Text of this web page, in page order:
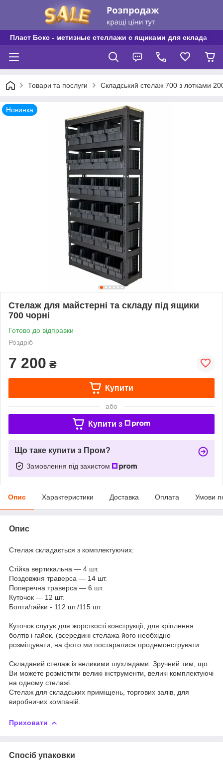
Пласт Бокс - метизные стеллажи с ящиками для склада
Товари та послуги Складський стелаж 700 з лотками
Новинка
Стелаж для майстерні та складу під ящики
700 чорні
Готово до відправки
Роздріб
7 200 ₴
Купити
або
Купити з
Що таке купити з Пром?
Замовлення під захистом
Опис Характеристики Доставка Оплата Умови
Опис
Стелаж складається з комплектуючих:
Стійка вертикальна — 4 шт.
Поздовжня траверса — 14 шт.
Поперечна траверса — 6 шт.
Куточок — 12 шт.
Болти/гайки - 112 шт./115 шт.
Куточок слугує для жорсткості конструкції, для кріплення
болтів і гайок. (всередині стелажа його необхідно
розміщувати, на фото ми постаралися продемонструвати.
Складаний стелаж із великими шухлядами. Зручний тим, що
Ви можете розмістити великі інструменти, великі комплектуючі
на одному стелажі.
Стелаж для складських приміщень, торгових залів, для
виробничих компаній.
Приховати
Спосіб упаковки